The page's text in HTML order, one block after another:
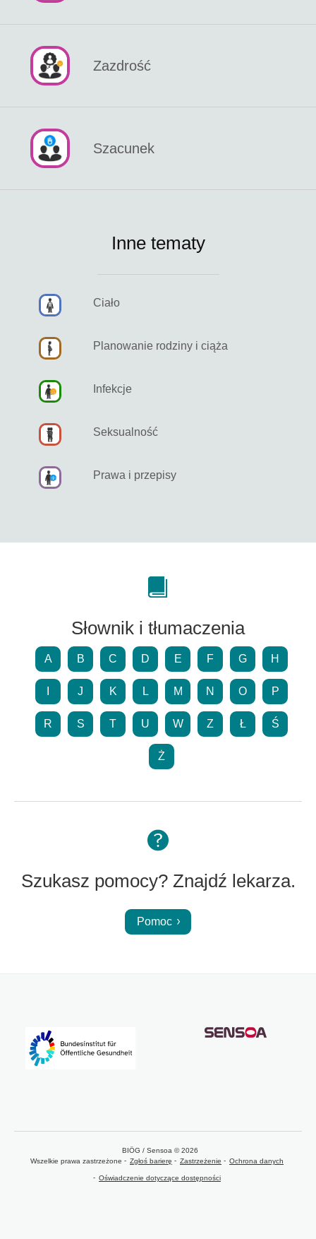
Zazdrość
Szacunek
Inne tematy
Ciało
Planowanie rodziny i ciąża
Infekcje
Seksualność
Prawa i przepisy
Słownik i tłumaczenia
A B C D E F G H
J K L M N O P
R S T U W Z Ł Ś
Ż
Szukasz pomocy? Znajdź lekarza.
Pomoc
BIÖG / Sensoa © 2026
Wszelkie prawa zastrzeżone
Zgłoś barierę Zastrzeżenie Ochrona danych
Oświadczenie dotyczące dostępności